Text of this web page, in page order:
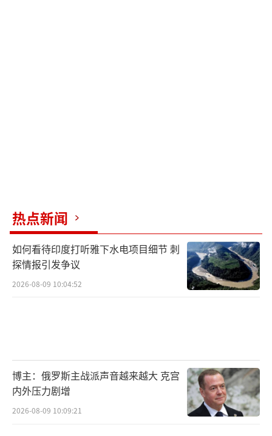
热点新闻
如何看待印度打听雅下水电项目细节 刺
探情报引发争议
2026-08-09 10:04:52
博主：俄罗斯主战派声音越来越大 克宫
内外压力剧增
2026-08-09 10:09:21